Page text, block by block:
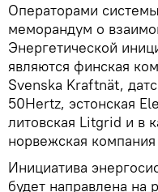
Операторами
меморандум о
Энергетической
являются финская
Svenska Kraftnät,
50Hertz, эстонская
литовская Litgrid и в
норвежская
Инициатива
будет направлена на